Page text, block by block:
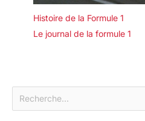
Histoire de la Formule 1
Le journal de la formule 1